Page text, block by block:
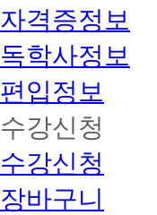
자격증정보
독학사정보
편입정보
수강신청
수강신청
장바구니